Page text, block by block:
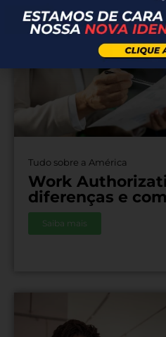
Tudo sobre a América
Work
diferenças e
Saiba mais